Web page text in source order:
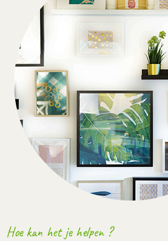
Hoe kan het je helpen ?